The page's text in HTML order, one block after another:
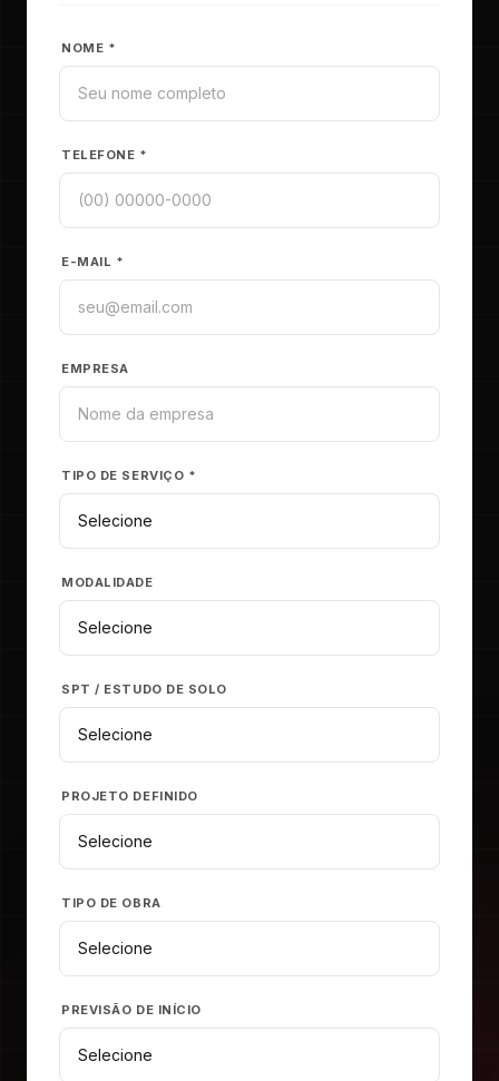
NOME *
TELEFONE *
E-MAIL *
EMPRESA
TIPO DE SERVIÇO *
MODALIDADE
SPT / ESTUDO DE SOLO
PROJETO DEFINIDO
TIPO DE OBRA
PREVISÃO DE INÍCIO